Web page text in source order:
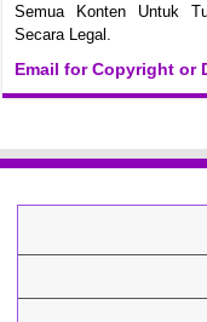
Semua Konten Untuk
Secara Legal.
Email for Copyright or